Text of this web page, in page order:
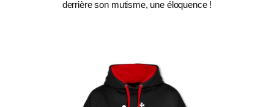
derrière son mutisme, une éloquence !